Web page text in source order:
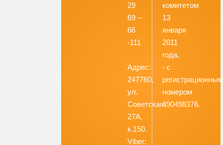
29
69 –
66
-111
Адрес:
247760,
ул.
Советская,
27А,
к.150.
Viber:
комитетом
13
января
2011
года,
- с
регистрационным
номером
490498376.